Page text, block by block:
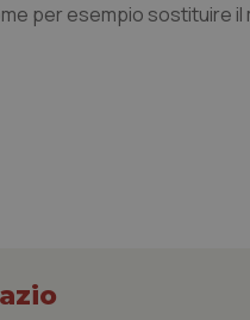
per esempio sostituire il